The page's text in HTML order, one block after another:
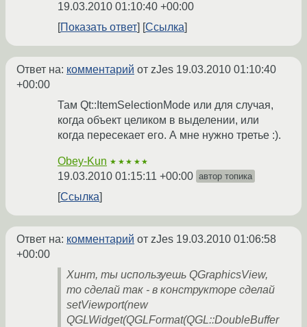
19.03.2010 01:10:40 +00:00
Показать ответ
Ссылка
Ответ на: комментарий от zJes 19.03.2010 01:10:40
+00:00
Там Qt::ItemSelectionMode или для случая,
когда объект целиком в выделении, или
когда пересекает его. А мне нужно третье :).
Obey-Kun ★★★★★
19.03.2010 01:15:11 +00:00 автор топика
Ссылка
Ответ на: комментарий от zJes 19.03.2010 01:06:58
+00:00
Хинт, ты используешь QGraphicsView,
то сделай так - в конструкторе сделай
setViewport(new
QGLWidget(QGLFormat(QGL::DoubleBuffer